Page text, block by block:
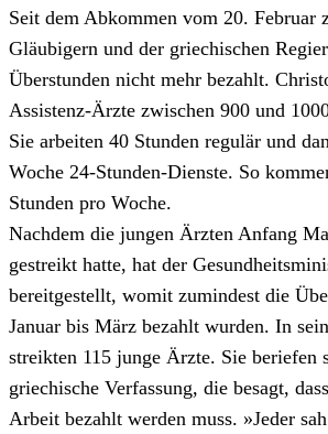
Seit dem Abkommen vom 20. Februar
Gläubigern und der griechischen
Überstunden nicht mehr bezahlt.
Assistenz-Ärzte zwischen 900 und
Sie arbeiten 40 Stunden regulär und
Woche 24-Stunden-Dienste. So
Stunden pro Woche.
Nachdem die jungen Ärzten Anfang
gestreikt hatte, hat der
bereitgestellt, womit zumindest die
Januar bis März bezahlt wurden. In
streikten 115 junge Ärzte. Sie beriefen
griechische Verfassung, die besagt,
Arbeit bezahlt werden muss. »Jeder